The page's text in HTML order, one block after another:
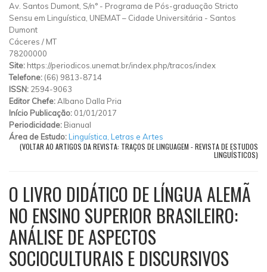
Av. Santos Dumont, S/n° - Programa de Pós-graduação Stricto
Sensu em Linguística, UNEMAT – Cidade Universitária - Santos
Dumont
Cáceres / MT
78200000
Site: https://periodicos.unemat.br/index.php/tracos/index
Telefone: (66) 9813-8714
ISSN: 2594-9063
Editor Chefe:Albano Dalla Pria
Início Publicação: 01/01/2017
Periodicidade: Bianual
Área de Estudo:Linguística, Letras e Artes
(VOLTAR AO ARTIGOS DA REVISTA: TRAÇOS DE LINGUAGEM - REVISTA DE ESTUDOS
LINGUÍSTICOS)
O LIVRO DIDÁTICO DE LÍNGUA ALEMÃ
NO ENSINO SUPERIOR BRASILEIRO:
ANÁLISE DE ASPECTOS
SOCIOCULTURAIS E DISCURSIVOS